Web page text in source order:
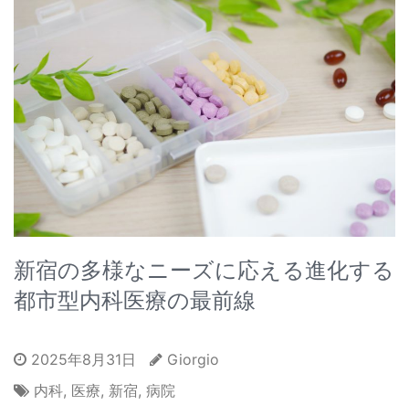
新宿の多様なニーズに応える進化する
都市型内科医療の最前線
2025年8月31日
Giorgio
内科, 医療, 新宿, 病院